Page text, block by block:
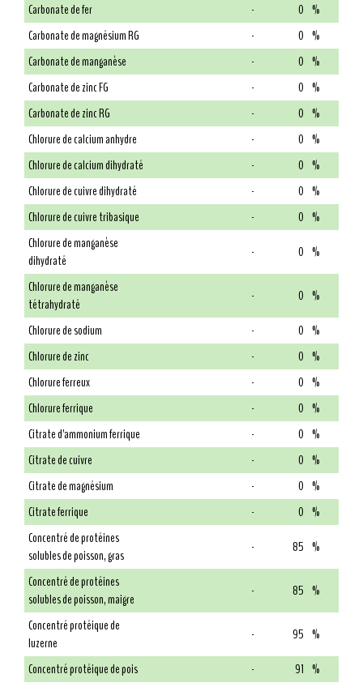
Carbonate de fer
- 0 %
Carbonate de magnésium RG
- 0 %
Carbonate de manganèse
- 0 %
Carbonate de zinc FG
- 0 %
Carbonate de zinc RG
- 0 %
Chlorure de calcium anhydre
- 0 %
Chlorure de calcium dihydraté
- 0 %
Chlorure de cuivre dihydraté
- 0 %
Chlorure de cuivre tribasique
- 0 %
Chlorure de manganèse
dihydraté
- 0 %
Chlorure de manganèse
tétrahydraté
- 0 %
Chlorure de sodium
- 0 %
Chlorure de zinc
- 0 %
Chlorure ferreux
- 0 %
Chlorure ferrique
- 0 %
Citrate d'ammonium ferrique
- 0 %
Citrate de cuivre
- 0 %
Citrate de magnésium
- 0 %
Citrate ferrique
- 0 %
Concentré de protéines
solubles de poisson, gras
- 85 %
Concentré de protéines
solubles de poisson, maigre
- 85 %
Concentré protéique de
luzerne
- 95 %
Concentré protéique de pois
- 91 %